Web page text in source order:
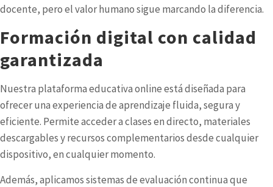
docente, pero el valor humano sigue marcando la diferencia.
Formación digital con calidad
garantizada
Nuestra plataforma educativa onlineestá diseñada para
ofrecer una experiencia de aprendizaje fluida, segura y
eficiente. Permite acceder a clases en directo, materiales
descargables y recursos complementarios desde cualquier
dispositivo, en cualquier momento.
Además, aplicamos sistemas de evaluación continua que